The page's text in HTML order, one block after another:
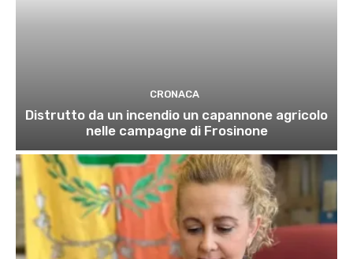
CRONACA
Distrutto da un incendio un capannone agricolo
nelle campagne di Frosinone